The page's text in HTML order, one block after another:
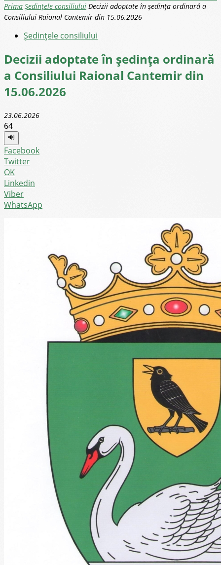
Prima Şedinţele consiliului Decizii adoptate în ședința ordinară a
Consiliului Raional Cantemir din 15.06.2026
Şedinţele consiliului
Decizii adoptate în ședința ordinară
a Consiliului Raional Cantemir din
15.06.2026
23.06.2026
64
🔊
Facebook
Twitter
OK
Linkedin
Viber
WhatsApp